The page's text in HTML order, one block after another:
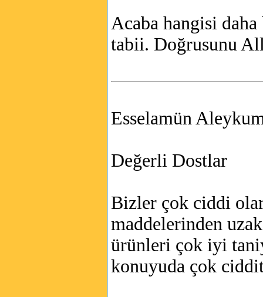
Acaba hangisi
tabii. Doğrusunu
Esselamün
Değerli Dostlar
Bizler çok ciddi
maddelerinden
ürünleri çok iyi
konuyuda çok